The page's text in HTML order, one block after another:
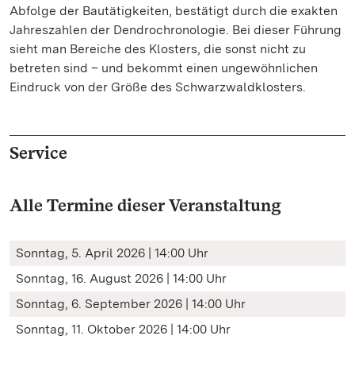
Abfolge der Bautätigkeiten, bestätigt durch die exakten
Jahreszahlen der Dendrochronologie. Bei dieser Führung
sieht man Bereiche des Klosters, die sonst nicht zu
betreten sind – und bekommt einen ungewöhnlichen
Eindruck von der Größe des Schwarzwaldklosters.
Service
Alle Termine dieser Veranstaltung
Sonntag, 5. April 2026 | 14:00 Uhr
Sonntag, 16. August 2026 | 14:00 Uhr
Sonntag, 6. September 2026 | 14:00 Uhr
Sonntag, 11. Oktober 2026 | 14:00 Uhr